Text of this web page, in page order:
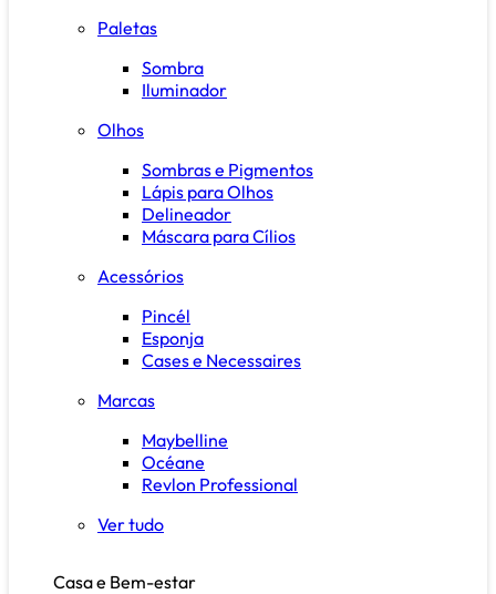
Paletas
Sombra
Iluminador
Olhos
Sombras e Pigmentos
Lápis para Olhos
Delineador
Máscara para Cílios
Acessórios
Pincél
Esponja
Cases e Necessaires
Marcas
Maybelline
Océane
Revlon Professional
Ver tudo
Casa e Bem-estar